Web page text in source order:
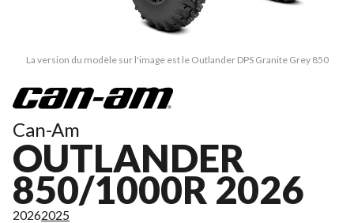
La version du modèle sur l'image est le Outlander DPS Granite Grey 850
Can-Am
OUTLANDER
850/1000R 2026
20262025